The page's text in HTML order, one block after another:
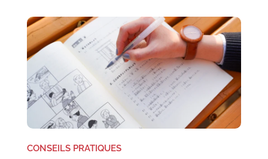
CONSEILS PRATIQUES